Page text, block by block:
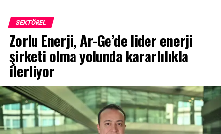
SEKTÖREL
Zorlu Enerji, Ar-Ge’de lider enerji
şirketi olma yolunda kararlılıkla
ilerliyor